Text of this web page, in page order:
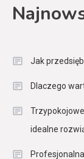
Jak
Dlaczego
idealne